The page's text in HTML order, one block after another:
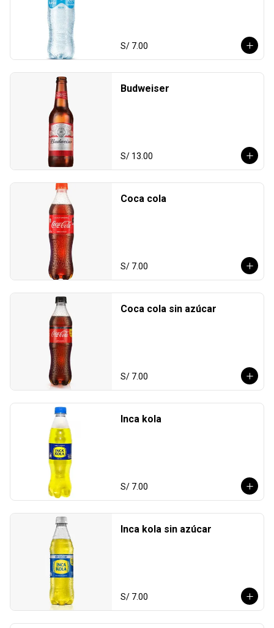
S/ 7.00
Budweiser
S/ 13.00
Coca cola
S/ 7.00
Coca cola sin azúcar
S/ 7.00
Inca kola
S/ 7.00
Inca kola sin azúcar
S/ 7.00